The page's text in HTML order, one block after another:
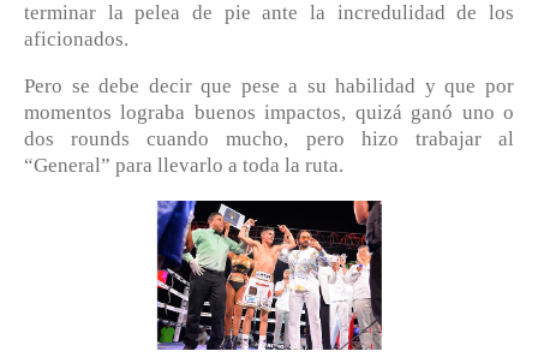
terminar la pelea de pie ante la incredulidad de los
aficionados.
Pero se debe decir que pese a su habilidad y que por
momentos lograba buenos impactos, quizá ganó uno o
dos rounds cuando mucho, pero hizo trabajar al
“General” para llevarlo a toda la ruta.